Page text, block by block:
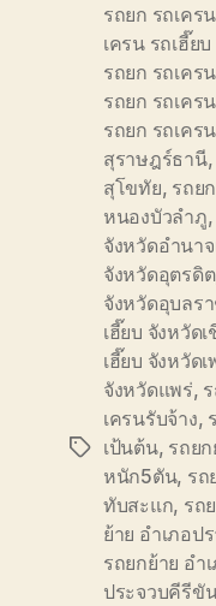
Tags
รถยก รถเคร
เครน รถเฮี๊ย
รถยก รถเคร
รถยก รถเคร
รถยก รถเคร
สุราษฎร์ธานี,
สุโขทัย, รถย
หนองบัวลำภู,
จังหวัดอำนา
จังหวัดอุตรดิต
จังหวัดอุบลร
เฮี๊ยบ จังหวัด
เฮี๊ยบ จังหวัด
จังหวัดแพร่,
เครนรับจ้าง,
เป้นต้น, รถย
หนัก5ตัน, รถ
ทับสะแก, รถ
ย้าย อำเภอป
รถยกย้าย อำ
ประจวบคีรีขั